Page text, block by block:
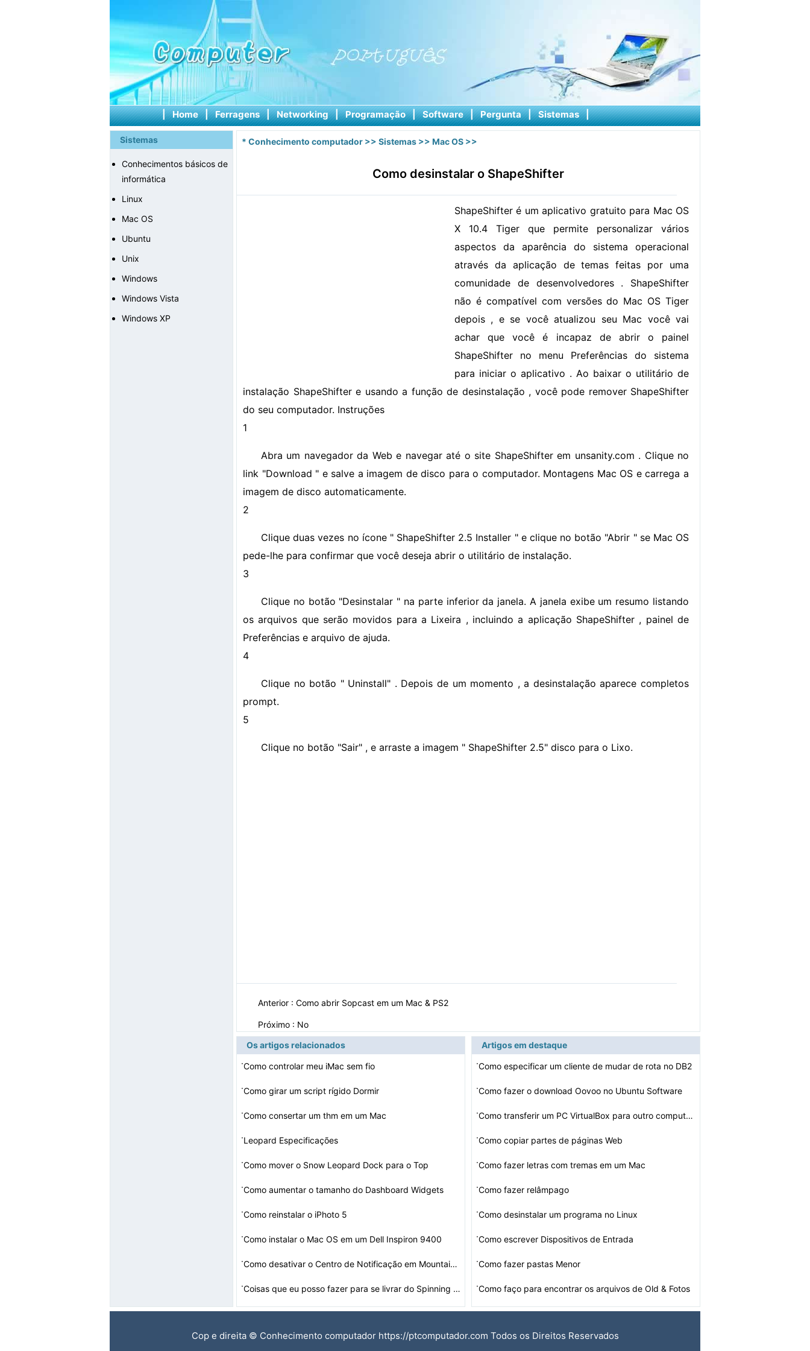
| Home | Ferragens | Networking | Programação | Software | Pergunta | Sistemas |
Sistemas
Conhecimentos básicos de
informática
Linux
Mac OS
Ubuntu
Unix
Windows
Windows Vista
Windows XP
* Conhecimento computador >> Sistemas >> Mac OS >>
Como desinstalar o ShapeShifter
ShapeShifter é um aplicativo gratuito para Mac OS
X 10.4 Tiger que permite personalizar vários
aspectos da aparência do sistema operacional
através da aplicação de temas feitas por uma
comunidade de desenvolvedores . ShapeShifter
não é compatível com versões do Mac OS Tiger
depois , e se você atualizou seu Mac você vai
achar que você é incapaz de abrir o painel
ShapeShifter no menu Preferências do sistema
para iniciar o aplicativo . Ao baixar o utilitário de
instalação ShapeShifter e usando a função de desinstalação , você pode remover ShapeShifter
do seu computador. Instruções
1
Abra um navegador da Web e navegar até o site ShapeShifter em unsanity.com . Clique no
link "Download " e salve a imagem de disco para o computador. Montagens Mac OS e carrega a
imagem de disco automaticamente.
2
Clique duas vezes no ícone " ShapeShifter 2.5 Installer " e clique no botão "Abrir " se Mac OS
pede-lhe para confirmar que você deseja abrir o utilitário de instalação.
3
Clique no botão "Desinstalar " na parte inferior da janela. A janela exibe um resumo listando
os arquivos que serão movidos para a Lixeira , incluindo a aplicação ShapeShifter , painel de
Preferências e arquivo de ajuda.
4
Clique no botão " Uninstall" . Depois de um momento , a desinstalação aparece completos
prompt.
5
Clique no botão "Sair" , e arraste a imagem " ShapeShifter 2.5" disco para o Lixo.
Anterior : Como abrir Sopcast em um Mac & PS2
Próximo : No
Os artigos relacionados
·Como controlar meu iMac sem fio
·Como girar um script rígido Dormir
·Como consertar um thm em um Mac
·Leopard Especificações
·Como mover o Snow Leopard Dock para o Top
·Como aumentar o tamanho do Dashboard Widgets
·Como reinstalar o iPhoto 5
·Como instalar o Mac OS em um Dell Inspiron 9400
· Como desativar o Centro de Notificação em Mountain Li…
· Coisas que eu posso fazer para se livrar do Spinning Co…
Artigos em destaque
·Como especificar um cliente de mudar de rota no DB2
·Como fazer o download Oovoo no Ubuntu Software
· Como transferir um PC VirtualBox para outro computador
·Como copiar partes de páginas Web
·Como fazer letras com tremas em um Mac
·Como fazer relâmpago
·Como desinstalar um programa no Linux
·Como escrever Dispositivos de Entrada
·Como fazer pastas Menor
·Como faço para encontrar os arquivos de Old & Fotos
Cop e direita © Conhecimento computador https://ptcomputador.com Todos os Direitos Reservados